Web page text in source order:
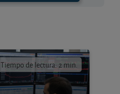
Tiempo de lectura: 2 min.